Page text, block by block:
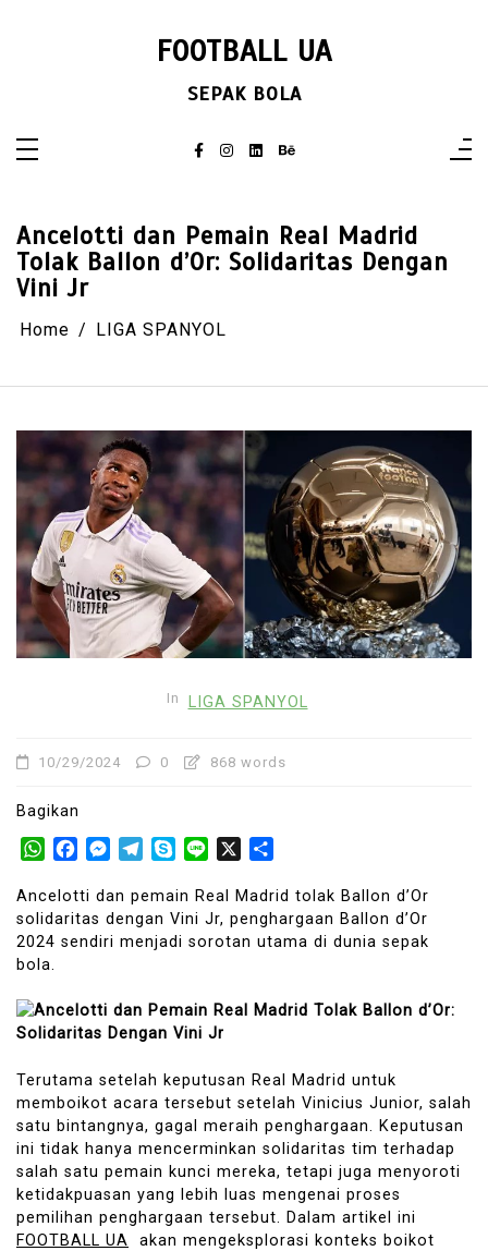
FOOTBALL UA
SEPAK BOLA
Ancelotti dan Pemain Real Madrid
Tolak Ballon d’Or: Solidaritas Dengan
Vini Jr
Home LIGA SPANYOL
In LIGA SPANYOL
10/29/2024 0 868 words
Bagikan
WhatsApp
Facebook
Messenger
Telegram
SkypeLine
Ancelotti dan pemain Real Madrid tolak Ballon d’Or
solidaritas dengan Vini Jr, penghargaan Ballon d’Or
2024 sendiri menjadi sorotan utama di dunia sepak
bola.
Terutama setelah keputusan Real Madrid untuk
memboikot acara tersebut setelah Vinicius Junior, salah
satu bintangnya, gagal meraih penghargaan. Keputusan
ini tidak hanya mencerminkan solidaritas tim terhadap
salah satu pemain kunci mereka, tetapi juga menyoroti
ketidakpuasan yang lebih luas mengenai proses
pemilihan penghargaan tersebut. Dalam artikel ini
FOOTBALL UA akan mengeksplorasi konteks boikot